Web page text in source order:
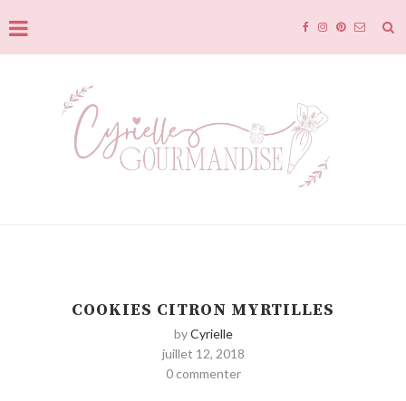
COOKIES CITRON MYRTILLES
byCyrielle
juillet 12, 2018
0 commenter